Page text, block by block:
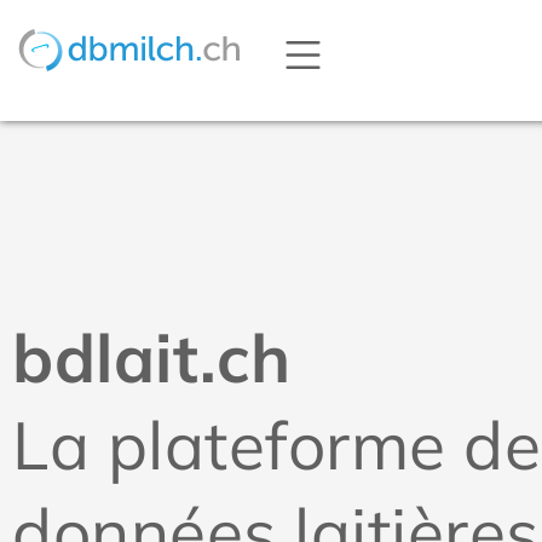
bdlait.ch
La plateforme de